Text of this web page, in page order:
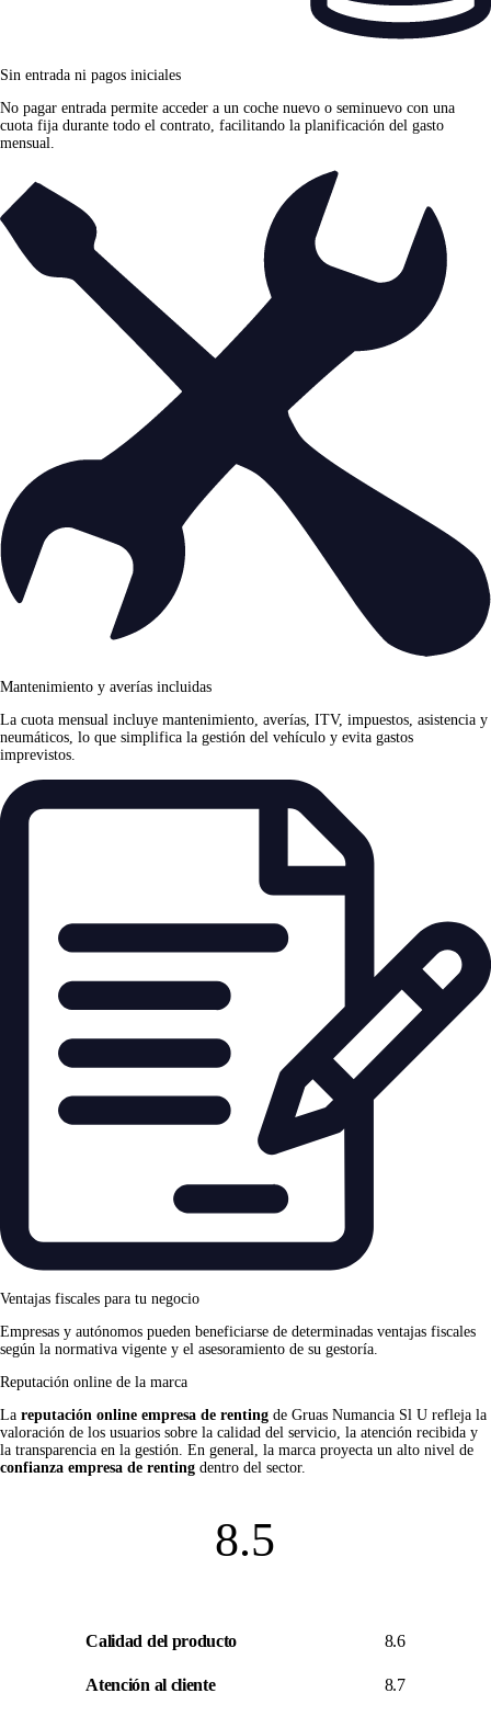
Sin entrada ni pagos iniciales
No pagar entrada permite acceder a un coche nuevo o seminuevo con una
cuota fija durante todo el contrato, facilitando la planificación del gasto
mensual.
Mantenimiento y averías incluidas
La cuota mensual incluye mantenimiento, averías, ITV, impuestos, asistencia y
neumáticos, lo que simplifica la gestión del vehículo y evita gastos
imprevistos.
Ventajas fiscales para tu negocio
Empresas y autónomos pueden beneficiarse de determinadas ventajas fiscales
según la normativa vigente y el asesoramiento de su gestoría.
Reputación online de la marca
La reputación online empresa de renting de Gruas Numancia Sl U refleja la
valoración de los usuarios sobre la calidad del servicio, la atención recibida y
la transparencia en la gestión. En general, la marca proyecta un alto nivel de
confianza empresa de renting dentro del sector.
8.5
Calidad del producto 8.6
Atención al cliente 8.7